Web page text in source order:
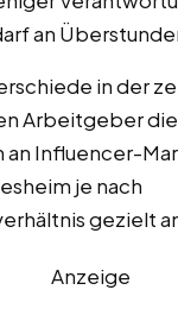
an
in der
Arbeitgeber
an Influencer-
je nach
gezielt
Anzeige